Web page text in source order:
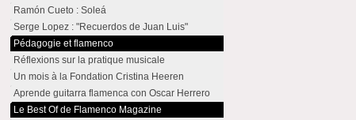
Ramón Cueto : Soleá
Serge Lopez : "Recuerdos de Juan Luis"
Pédagogie et flamenco
Réflexions sur la pratique musicale
Un mois à la Fondation Cristina Heeren
Aprende guitarra flamenca con Oscar Herrero
Le Best Of de Flamenco Magazine